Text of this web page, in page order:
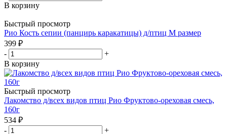
В корзину
Быстрый просмотр
Рио Кость сепии (панцирь каракатицы) д/птиц M размер
399 ₽
-
+
В корзину
Быстрый просмотр
Лакомство д/всех видов птиц Рио Фруктово-ореховая смесь,
160г
534 ₽
-
+